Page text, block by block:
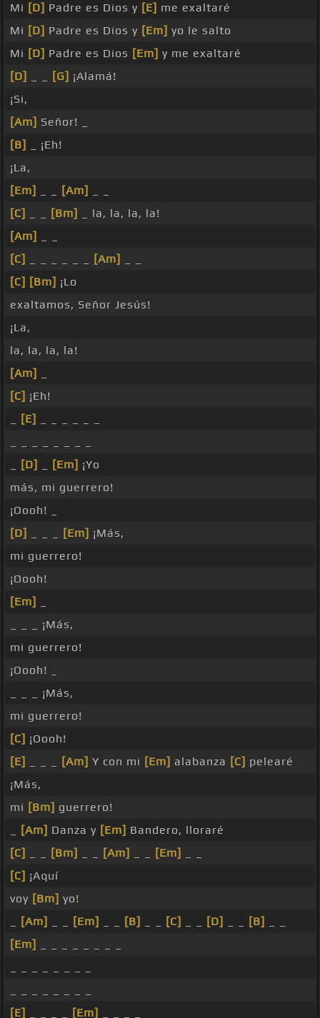
Mi [D] Padre es Dios y [E] me exaltaré
Mi [D] Padre es Dios y [Em] yo le salto
Mi [D] Padre es Dios [Em] y me exaltaré
[D]
[G] ¡Alamá!
¡Si,
[Am] Señor! _
[B]
_ ¡Eh!
¡La,
[Em]
[Am]
[C]
[Bm]
_ la, la, la, la!
[Am]
[C]
[Am]
[C] [Bm] ¡Lo
exaltamos, Señor Jesús!
¡La,
la, la, la, la!
[Am]
[C] ¡Eh!
[E]
[D] [Em] ¡Yo
más, mi guerrero!
¡Oooh! _
[D]
[Em] ¡Más,
mi guerrero!
¡Oooh!
[Em]
_ _ _ ¡Más,
mi guerrero!
¡Oooh! _
_ _ _ ¡Más,
mi guerrero!
[C] ¡Oooh!
[E]
[Am] Y con mi [Em] alabanza [C] pelearé
¡Más,
mi [Bm] guerrero!
[Am] Danza y [Em] Bandero, lloraré
[C]
[Bm] [Am] [Em]
[C] ¡Aquí
voy [Bm] yo!
[Am] [Em] [B] [C] [D] [B]
[Em]
[E]
[Em]